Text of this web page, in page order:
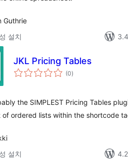
Guthrie
설치
JKL Pricing Tables
(0전
체)
the SIMPLEST Pricing Tables
of ordered lists within the shortcode
설치